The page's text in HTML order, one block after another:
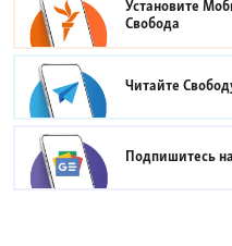
Установите
Свобода
Читайте
Подпишитесь